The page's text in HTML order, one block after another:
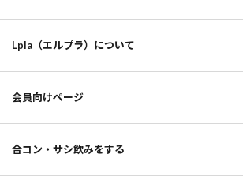
合コン・サシ飲みをする
会員向けページ
Lpla（エルプラ）について